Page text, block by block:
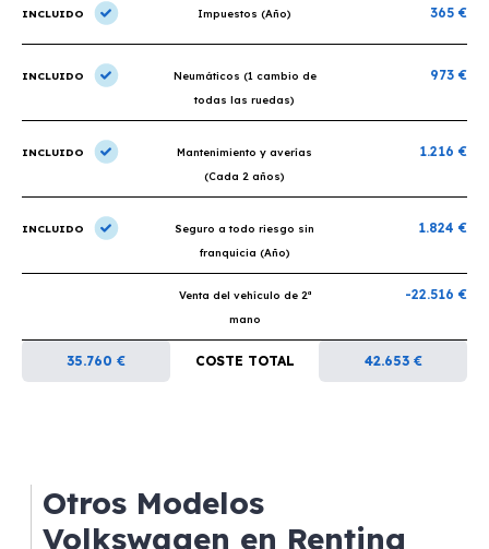
INCLUIDO Impuestos (Año) 365 €
INCLUIDO
Neumáticos (1 cambio de
todas las ruedas)
973 €
INCLUIDO
Mantenimiento y averías
(Cada 2 años)
1.216 €
INCLUIDO
Seguro a todo riesgo sin
franquicia (Año)
1.824 €
Venta del vehículo de 2ª
mano
-22.516 €
35.760 € COSTE TOTAL 42.653 €
Otros Modelos
Volkswagen en Renting